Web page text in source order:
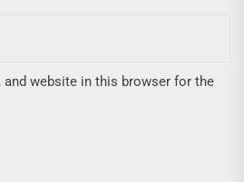
and website in this browser for the